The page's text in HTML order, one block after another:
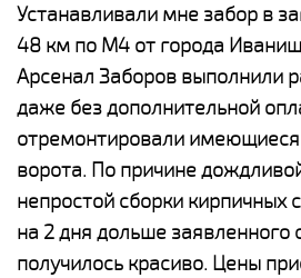
Устанавливали мне забор в
48 км по М4 от города
Арсенал Заборов выполнили
даже без дополнительной
отремонтировали
ворота. По причине
непростой сборки кирпичных
на 2 дня дольше заявленного
получилось красиво. Цены